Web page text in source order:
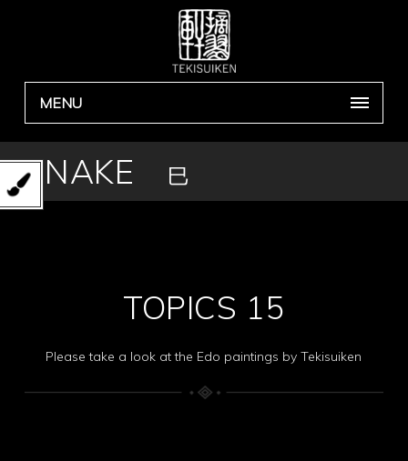
MENU
SNAKE 巳
TOPICS 15
Please take a look at the Edo paintings by Tekisuiken